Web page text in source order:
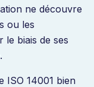
ne découvre
ou les
le biais de ses
ISO 14001 bien